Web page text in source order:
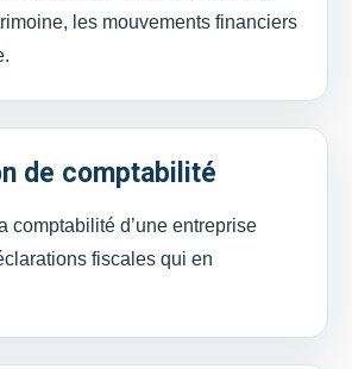
les mouvements financiers
de comptabilité
comptabilité d’une entreprise
fiscales qui en